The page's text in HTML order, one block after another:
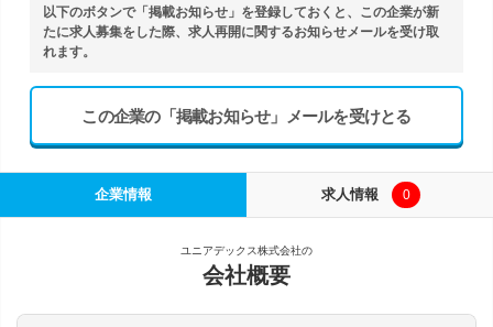
以下のボタンで「掲載お知らせ」を登録しておくと、この企業が新
たに求人募集をした際、求人再開に関するお知らせメールを受け取
れます。
この企業の「掲載お知らせ」メールを受けとる
企業情報 求人情報 0
ユニアデックス株式会社の
会社概要